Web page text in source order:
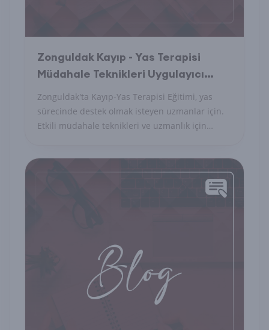
Zonguldak Kayıp - Yas Terapisi
Müdahale Teknikleri Uygulayıcı
Eğitimi Nedir
Zonguldak'ta Kayıp-Yas Terapisi Eğitimi, yas
sürecinde destek olmak isteyen uzmanlar için.
Etkili müdahale teknikleri ve uzmanlık için